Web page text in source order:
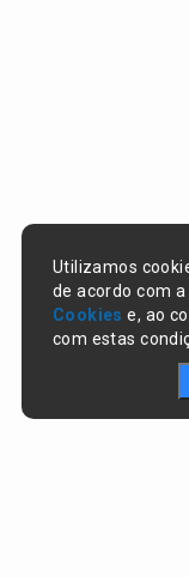
Utilizamos
de acordo com
Cookies e, ao
com estas